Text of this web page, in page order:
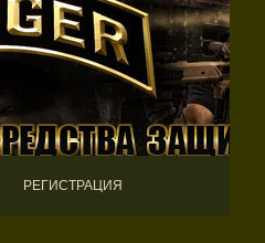
РЕГИСТРАЦИЯ